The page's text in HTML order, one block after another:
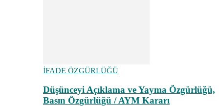
İFADE ÖZGÜRLÜĞÜ
Düşünceyi Açıklama ve Yayma Özgürlüğü,
Basın Özgürlüğü / AYM Kararı